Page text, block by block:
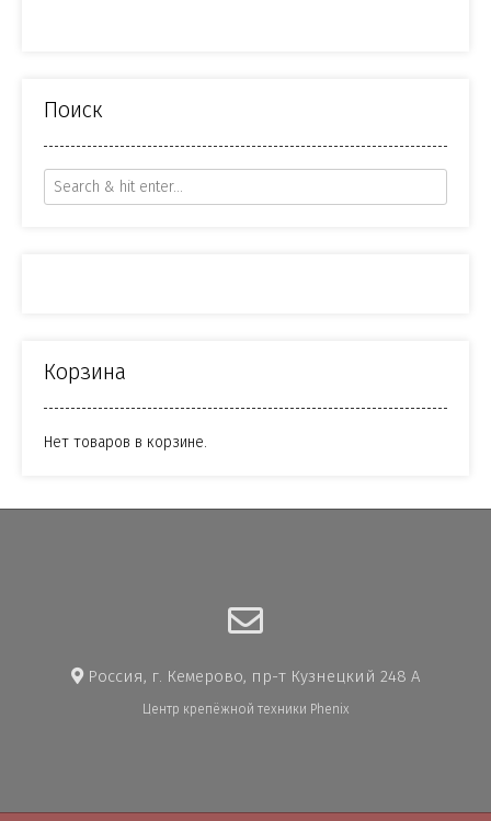
Поиск
Корзина
Нет товаров в корзине.
Россия, г. Кемерово, пр-т Кузнецкий 248 А
Центр крепёжной техники Phenix